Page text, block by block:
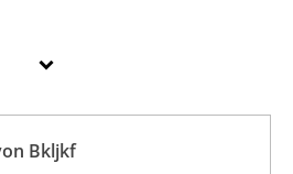
Bkljkf